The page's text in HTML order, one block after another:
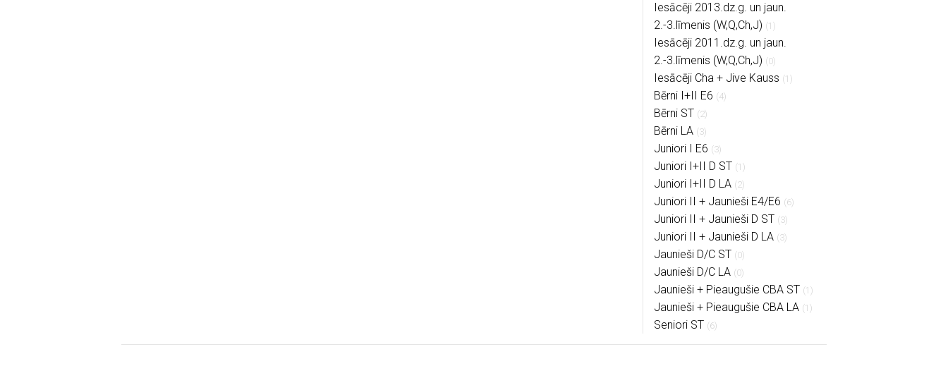
Iesācēji 2013.dz.g. un jaun.
2.-3.līmenis (W,Q,Ch,J) (1)
Iesācēji 2011.dz.g. un jaun.
2.-3.līmenis (W,Q,Ch,J) (0)
Iesācēji Cha + Jive Kauss (1)
Bērni I+II E6 (4)
Bērni ST (2)
Bērni LA (3)
Juniori I E6 (3)
Juniori I+II D ST (1)
Juniori I+II D LA (2)
Juniori II + Jaunieši E4/E6 (6)
Juniori II + Jaunieši D ST (3)
Juniori II + Jaunieši D LA (3)
Jaunieši D/C ST (0)
Jaunieši D/C LA (0)
Jaunieši + Pieaugušie CBA ST (1)
Jaunieši + Pieaugušie CBA LA (1)
Seniori ST (6)